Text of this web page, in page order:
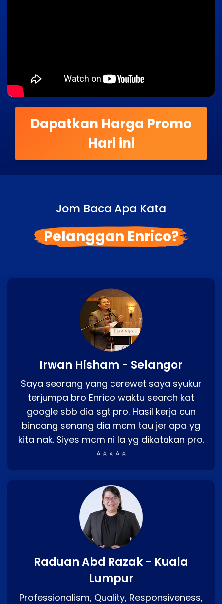
Dapatkan Harga Promo
Hari ini
Jom Baca Apa Kata
Pelanggan Enrico?
Irwan Hisham - Selangor
Saya seorang yang cerewet saya syukur
terjumpa bro Enrico waktu search kat
google sbb dia sgt pro. Hasil kerja cun
bincang senang dia mcm tau jer apa yg
kita nak. Siyes mcm ni la yg dikatakan pro.
⭐⭐⭐⭐⭐
Raduan Abd Razak - Kuala
Lumpur
Professionalism, Quality, Responsiveness,